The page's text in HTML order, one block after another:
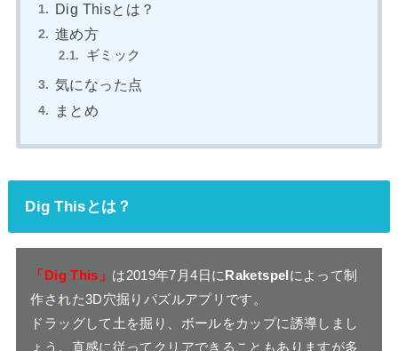
Dig Thisとは？
進め方
ギミック
気になった点
まとめ
Dig Thisとは？
「Dig This」 は2019年7月4日にRaketspelによって制
作された3D穴掘りパズルアプリです。
ドラッグして土を掘り、ボールをカップに誘導しまし
ょう。直感に従ってクリアできることもありますが多